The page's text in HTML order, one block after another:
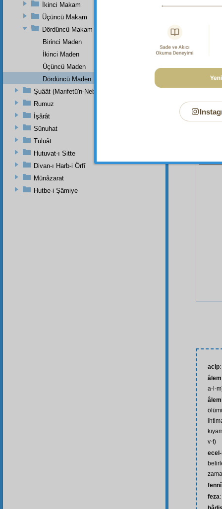
acip
âlem
a-l-
v-t)
ecel-
fennî
feza
İkinci Makam
Üçüncü Makam
Dördüncü Makam
Birinci Maden
İkinci Maden
Üçüncü Maden
Dördüncü Maden
Şuâât (Marifetü'n-Nebi)
Rumuz
İşârât
Sünuhat
Tuluât
Hutuvat-ı Sitte
Divan-ı Harb-i Örfî
Münâzarat
Hutbe-i Şâmiye